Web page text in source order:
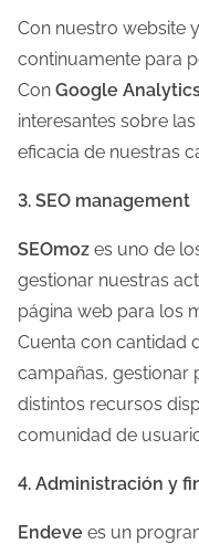
Con nuestro website
continuamente para
Con Google
interesantes sobre
eficacia de nuestras
3. SEO management
SEOmoz es uno de
gestionar nuestras
página web para los
Cuenta con cantidad
campañas, gestionar
distintos recursos
comunidad de
4. Administración y
Endeve es un